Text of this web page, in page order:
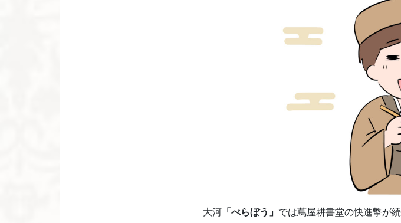
大河 「べらぼう」 では蔦屋耕書堂の快進撃が